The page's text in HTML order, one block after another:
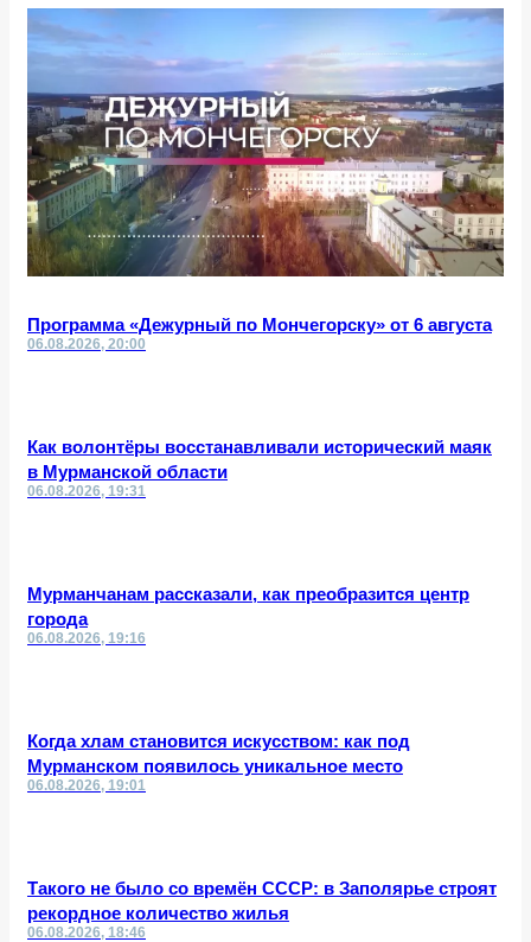
Программа «Дежурный по Мончегорску» от 6 августа
06.08.2026, 20:00
Как волонтёры восстанавливали исторический маяк
в Мурманской области
06.08.2026, 19:31
Мурманчанам рассказали, как преобразится центр
города
06.08.2026, 19:16
Когда хлам становится искусством: как под
Мурманском появилось уникальное место
06.08.2026, 19:01
Такого не было со времён СССР: в Заполярье строят
рекордное количество жилья
06.08.2026, 18:46